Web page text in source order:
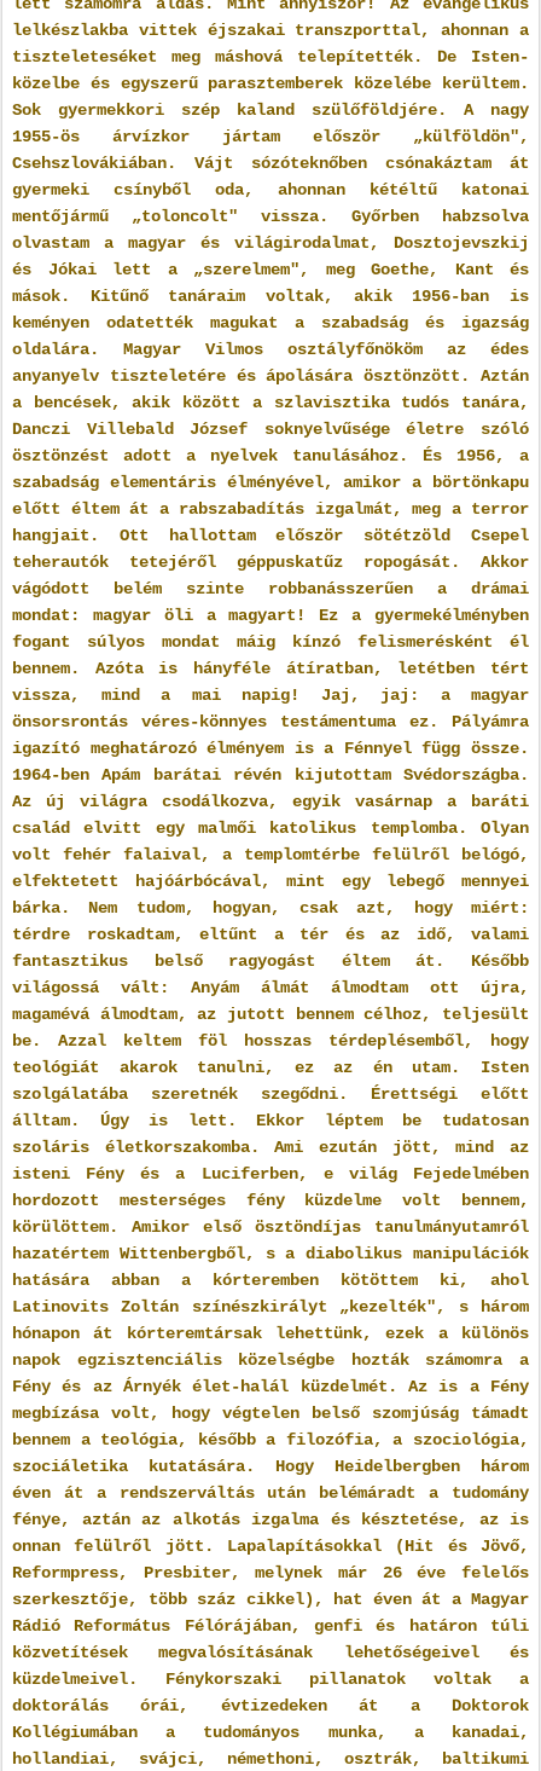
lett számomra áldás. Mint annyiszor! Az evangélikus
lelkészlakba vittek éjszakai transzporttal, ahonnan a
tiszteleteséket meg máshová telepítették. De Isten-
közelbe és egyszerű parasztemberek közelébe kerültem.
Sok gyermekkori szép kaland szülőföldjére. A nagy
1955-ös árvízkor jártam először „külföldön",
Csehszlovákiában. Vájt sózóteknőben csónakáztam át
gyermeki csínyből oda, ahonnan kétéltű katonai
mentőjármű „toloncolt" vissza. Győrben habzsolva
olvastam a magyar és világirodalmat, Dosztojevszkij
és Jókai lett a „szerelmem", meg Goethe, Kant és
mások. Kitűnő tanáraim voltak, akik 1956-ban is
keményen odatették magukat a szabadság és igazság
oldalára. Magyar Vilmos osztályfőnököm az édes
anyanyelv tiszteletére és ápolására ösztönzött. Aztán
a bencések, akik között a szlavisztika tudós tanára,
Danczi Villebald József soknyelvűsége életre szóló
ösztönzést adott a nyelvek tanulásához. És 1956, a
szabadság elementáris élményével, amikor a börtönkapu
előtt éltem át a rabszabadítás izgalmát, meg a terror
hangjait. Ott hallottam először sötétzöld Csepel
teherautók tetejéről géppuskatűz ropogását. Akkor
vágódott belém szinte robbanásszerűen a drámai
mondat: magyar öli a magyart! Ez a gyermekélményben
fogant súlyos mondat máig kínzó felismerésként él
bennem. Azóta is hányféle átíratban, letétben tért
vissza, mind a mai napig! Jaj, jaj: a magyar
önsorsrontás véres-könnyes testámentuma ez. Pályámra
igazító meghatározó élményem is a Fénnyel függ össze.
1964-ben Apám barátai révén kijutottam Svédországba.
Az új világra csodálkozva, egyik vasárnap a baráti
család elvitt egy malmői katolikus templomba. Olyan
volt fehér falaival, a templomtérbe felülről belógó,
elfektetett hajóárbócával, mint egy lebegő mennyei
bárka. Nem tudom, hogyan, csak azt, hogy miért:
térdre roskadtam, eltűnt a tér és az idő, valami
fantasztikus belső ragyogást éltem át. Később
világossá vált: Anyám álmát álmodtam ott újra,
magamévá álmodtam, az jutott bennem célhoz, teljesült
be. Azzal keltem föl hosszas térdeplésemből, hogy
teológiát akarok tanulni, ez az én utam. Isten
szolgálatába szeretnék szegődni. Érettségi előtt
álltam. Úgy is lett. Ekkor léptem be tudatosan
szoláris életkorszakomba. Ami ezután jött, mind az
isteni Fény és a Luciferben, e világ Fejedelmében
hordozott mesterséges fény küzdelme volt bennem,
körülöttem. Amikor első ösztöndíjas tanulmányutamról
hazatértem Wittenbergből, s a diabolikus manipulációk
hatására abban a kórteremben kötöttem ki, ahol
Latinovits Zoltán színészkirályt „kezelték", s három
hónapon át kórteremtársak lehettünk, ezek a különös
napok egzisztenciális közelségbe hozták számomra a
Fény és az Árnyék élet-halál küzdelmét. Az is a Fény
megbízása volt, hogy végtelen belső szomjúság támadt
bennem a teológia, később a filozófia, a szociológia,
szociáletika kutatására. Hogy Heidelbergben három
éven át a rendszerváltás után belémáradt a tudomány
fénye, aztán az alkotás izgalma és késztetése, az is
onnan felülről jött. Lapalapításokkal (Hit és Jövő,
Reformpress, Presbiter, melynek már 26 éve felelős
szerkesztője, több száz cikkel), hat éven át a Magyar
Rádió Református Félórájában, genfi és határon túli
közvetítések megvalósításának lehetőségeivel és
küzdelmeivel. Fénykorszaki pillanatok voltak a
doktorálás órái, évtizedeken át a Doktorok
Kollégiumában a tudományos munka, a kanadai,
hollandiai, svájci, némethoni, osztrák, baltikumi